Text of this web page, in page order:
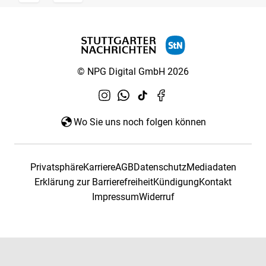
© NPG Digital GmbH 2026
Wo Sie uns noch folgen können
PrivatsphäreKarriereAGBDatenschutzMediadaten
Erklärung zur BarrierefreiheitKündigungKontakt
ImpressumWiderruf